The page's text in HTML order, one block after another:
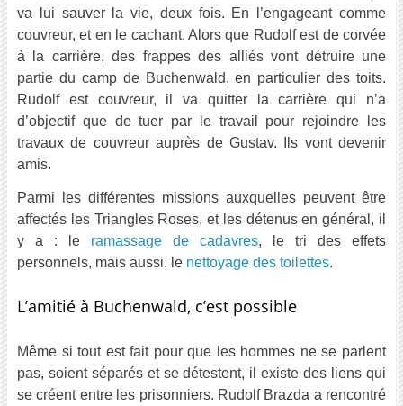
va lui sauver la vie, deux fois. En l’engageant comme
couvreur, et en le cachant. Alors que Rudolf est de corvée
à la carrière, des frappes des alliés vont détruire une
partie du camp de Buchenwald, en particulier des toits.
Rudolf est couvreur, il va quitter la carrière qui n’a
d’objectif que de tuer par le travail pour rejoindre les
travaux de couvreur auprès de Gustav. Ils vont devenir
amis.
Parmi les différentes missions auxquelles peuvent être
affectés les Triangles Roses, et les détenus en général, il
y a : le ramassage de cadavres, le tri des effets
personnels, mais aussi, le nettoyage des toilettes.
L’amitié à Buchenwald, c’est possible
Même si tout est fait pour que les hommes ne se parlent
pas, soient séparés et se détestent, il existe des liens qui
se créent entre les prisonniers. Rudolf Brazda a rencontré